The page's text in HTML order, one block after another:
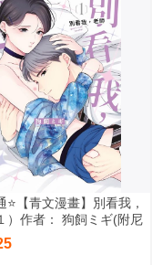
⭐️【青文漫畫】別看我，
）作者： 狗飼ミギ(附尼